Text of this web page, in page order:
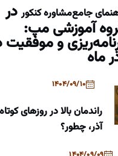
جامعمشاوره کنکوردر
آموزشی مپ:
و موفقیت
ماه
1404/09/10
راندمان بالا در روزهای کوتاه
آذر، چطور؟